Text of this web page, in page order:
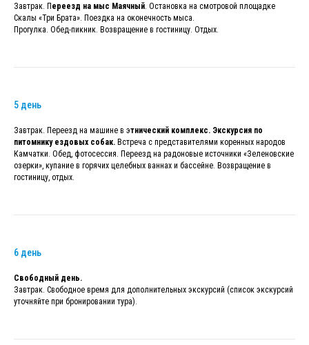
Завтрак. Переезд на мыс Маячный . Остановка на смотровой площадке
Скалы «Три Брата». Поездка на оконечность мыса.
Прогулка. Обед-пикник. Возвращение в гостиницу. Отдых.
5 день
Завтрак. Переезд на машине в этнический комплекс. Экскурсия по
питомнику ездовых собак. Встреча с представителями коренных народов
Камчатки. Обед, фотосессия. Переезд на радоновые источники «Зеленовские
озерки», купание в горячих целебных ваннах и бассейне. Возвращение в
гостиницу, отдых.
6 день
Свободный день.
Завтрак. Свободное время для дополнительных экскурсий (список экскурсий
уточняйте при бронировании тура).